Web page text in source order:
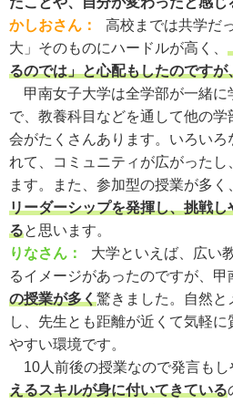
かしおさん：
高校までは共学だ
大」そのものにハードルが高く、
るのでは」と心配もしたのですが
甲南女子大学は全学部が一緒に
で、教養科目などを通して他の
会がたくさんあります。いろいろ
れて、コミュニティが広がった
ます。また、参加型の授業が多く
リーダーシップを発揮し、挑戦
ると思います。
りなさん：
大学といえば、広い
るイメージがあったのですが、甲
の授業が多く驚きました。自然と
し、先生とも距離が近くて気軽
やすい環境です。
10人前後の授業なので発言もし
えるスキルが身に付いてきている